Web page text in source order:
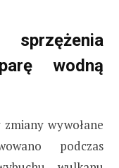
sprzężenia
wodną
wywołane
podczas